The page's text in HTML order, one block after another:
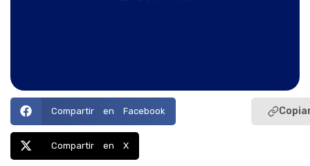
Compartir en Facebook
Compartir en X